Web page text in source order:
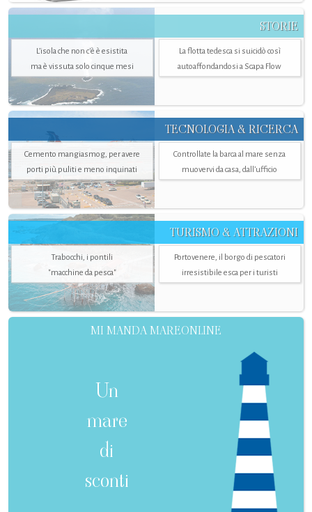
STORIE
L’isola che non c'è è esistita
ma è vissuta solo cinque mesi
La flotta tedesca si suicidò così
autoaffondandosi a Scapa Flow
TECNOLOGIA & RICERCA
Cemento mangiasmog, per avere
porti più puliti e meno inquinati
Controllate la barca al mare senza
muovervi da casa, dall’ufficio
TURISMO & ATTRAZIONI
Trabocchi, i pontili
"macchine da pesca"
Portovenere, il borgo di pescatori
irresistibile esca per i turisti
MI MANDA MAREONLINE
Un
mare
di
sconti